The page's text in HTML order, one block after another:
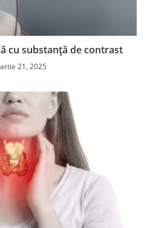
cu substanță de contrast
21, 2025